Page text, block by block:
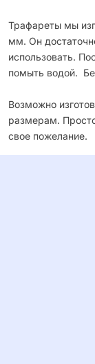
Трафареты мы
мм. Он
использовать.
помыть водой.
Возможно
размерам.
свое пожелание.